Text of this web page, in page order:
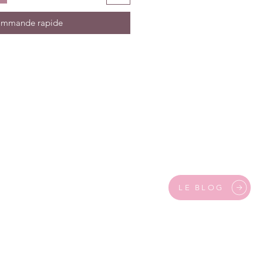
LE BLOG
rapide